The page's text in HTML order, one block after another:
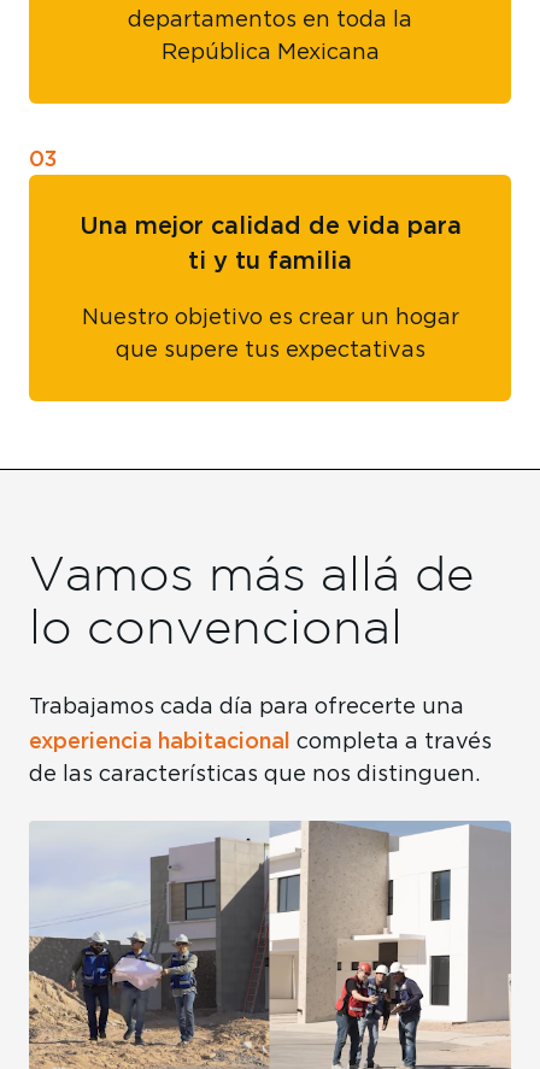
departamentos en toda la
República Mexicana
03
Una mejor calidad de vida para
ti y tu familia
Nuestro objetivo es crear un hogar
que supere tus expectativas
Vamos más allá de
lo convencional
Trabajamos cada día para ofrecerte una
experiencia habitacional
completa a través
de las características que nos distinguen.